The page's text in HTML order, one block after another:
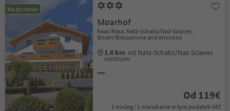
Na życzenie
Moarhof
Raas/Rasa, Natz-Schabs/Naz-Sciaves,
Brixen/Bressanone and environs
1.8 km od Natz-Schabs/Naz-Sciaves
centrum
Od 119€
1 nocleg / 1 mieszkanie w tym podatek VAT